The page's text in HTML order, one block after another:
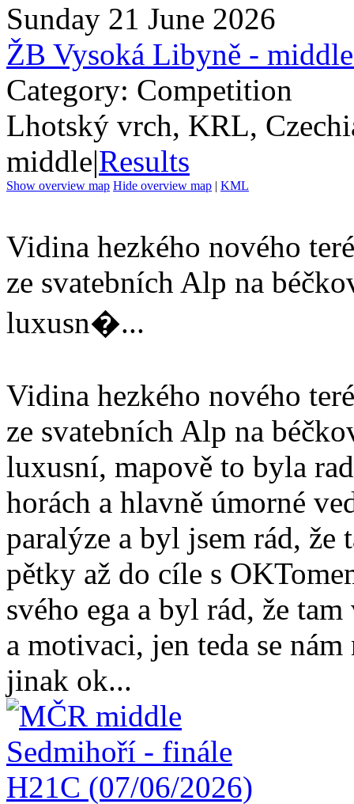
Sunday 21 June 2026
ŽB Vysoká Libyně -
Category: Competition
Lhotský vrch, KRL,
middle|Results
Show overview map Hide overview map | KML
Vidina hezkého nového
ze svatebních Alp na
luxusn�...
Vidina hezkého nového
ze svatebních Alp na
luxusní, mapově to byla
horách a hlavně úmorné
paralýze a byl jsem rád, že
pětky až do cíle s
svého ega a byl rád, že
a motivaci, jen teda se
jinak ok...